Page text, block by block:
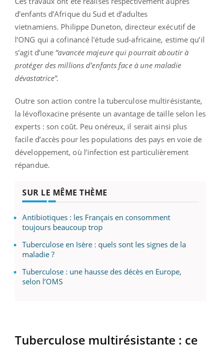
d’enfants d’Afrique du Sud et d’adultes
vietnamiens. Philippe Duneton, directeur exécutif de
l’ONG qui a cofinancé l'étude sud-africaine, estime qu’il
s’agit d’une “avancée majeure qui pourrait aboutir à
protéger des millions d’enfants face à une maladie
dévastatrice”.
Outre son action contre la tuberculose multirésistante,
la lévofloxacine présente un avantage de taille selon les
experts : son coût. Peu onéreux, il serait ainsi plus
facile d’accès pour les populations des pays en voie de
développement, où l’infection est particulièrement
répandue.
SUR LE MÊME THÈME
Antibiotiques : les Français en consomment
toujours beaucoup trop
Tuberculose en Isère : quels sont les signes de la
maladie ?
Tuberculose : une hausse des décès en Europe,
selon l’OMS
Tuberculose multirésistante : ce